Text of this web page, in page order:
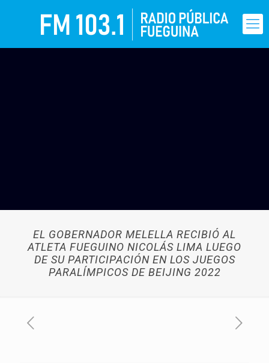
EL GOBERNADOR MELELLA RECIBIÓ AL
ATLETA FUEGUINO NICOLÁS LIMA LUEGO
DE SU PARTICIPACIÓN EN LOS JUEGOS
PARALÍMPICOS DE BEIJING 2022